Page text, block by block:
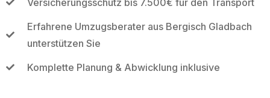
Erfahrene Umzugsberater aus Bergisch Gladbach
unterstützen Sie
Komplette Planung & Abwicklung inklusive